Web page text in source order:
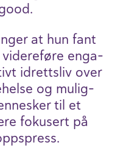
at hun fant
videre­føre enga­
idrettsliv over
og mulig­
til et
foku­sert på